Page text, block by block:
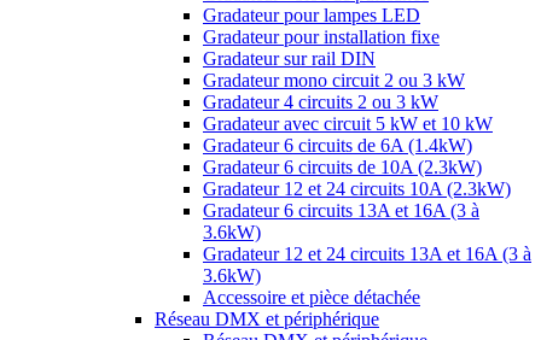
Gradateur pour lampes LED
Gradateur pour installation fixe
Gradateur sur rail DIN
Gradateur mono circuit 2 ou 3 kW
Gradateur 4 circuits 2 ou 3 kW
Gradateur avec circuit 5 kW et 10 kW
Gradateur 6 circuits de 6A (1.4kW)
Gradateur 6 circuits de 10A (2.3kW)
Gradateur 12 et 24 circuits 10A (2.3kW)
Gradateur 6 circuits 13A et 16A (3 à
3.6kW)
Gradateur 12 et 24 circuits 13A et 16A (3 à
3.6kW)
Accessoire et pièce détachée
Réseau DMX et périphérique